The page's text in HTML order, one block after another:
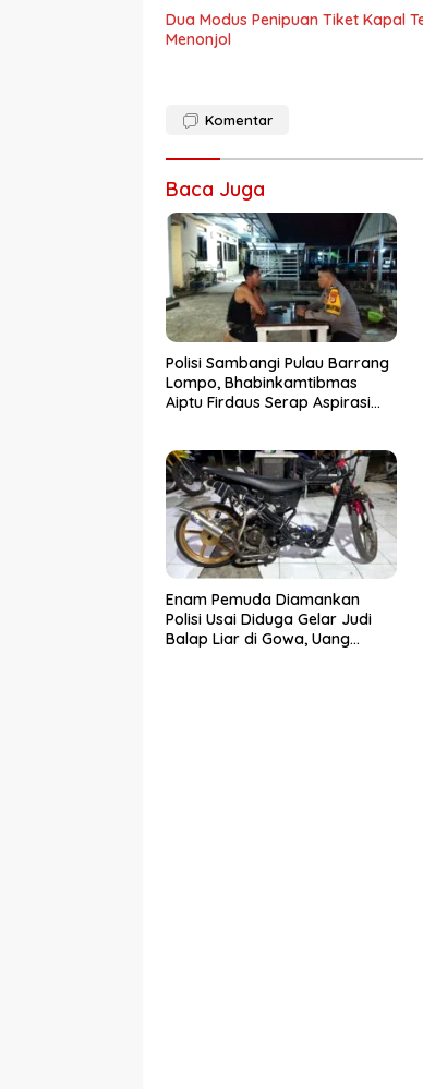
Dua Modus Penipuan Tiket Kapal
Menonjol
Komentar
Baca Juga
Polisi Sambangi Pulau Barrang
Lompo, Bhabinkamtibmas
Aiptu Firdaus Serap Aspirasi
Enam Pemuda Diamankan
Polisi Usai Diduga Gelar Judi
Balap Liar di Gowa, Uang